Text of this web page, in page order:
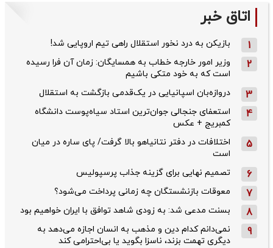
اتاق خبر
1 بازیکن به درد نخور استقلال راهی تیم اروپایی شد!
2
وزیر امور خارجه خطاب به همسایگان: زمان آن فرا رسیده
است که به خود متکی باشیم
3 دروازه‌بان اسپانیایی در یک‌قدمی بازگشت به استقلال
4
استعفای جنجالی جوان‌ترین استاد سیاه‌پوست دانشگاه
کمبریج + عکس
5
اختلافات در دفتر نتانیاهو بالا گرفت/ پای ساره در میان
است
6 تصمیم نهایی برای گزینه جذاب پرسپولیس
7 معوقات بازنشستگان چه زمانی پرداخت می‌شود؟
8 بسنت مدعی شد: به زودی شاهد توافق با ایران خواهیم بود
9
نمی‌دانم کدام دین و مذهب به انسان اجازه می‌دهد به
دیگری تهمت بزند، ناسزا بگوید یا بی‌احترامی کند